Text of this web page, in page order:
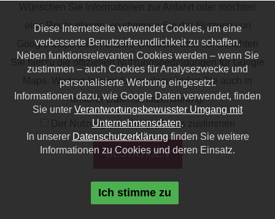
eine Route planen, so stimmen Sie der Nutzung von
Google Maps durch unsere Webseite bitte zu. Beachten
Sie hierzu die offiziellen Nutzungsbedingungen für Google
Maps. Weitere Informationen dazu finden Sie auch in
unsererDatenschutzerklärung.
Der Nutzung von Google Maps zustimmen
BESTÄTIGEN
Diese Internetseite verwendet Cookies, um eine
verbesserte Benutzerfreundlichkeit zu schaffen.
Neben funktionsrelevanten Cookies werden – wenn Sie
zustimmen – auch Cookies für Analysezwecke und
personalisierte Werbung eingesetzt.
Informationen dazu, wie Google Daten verwendet, finden
Sie unter Verantwortungsbewusster Umgang mit
Unternehmensdaten.
In unserer Datenschutzerklärung finden Sie weitere
Informationen zu Cookies und deren Einsatz.
Ich stimme zu